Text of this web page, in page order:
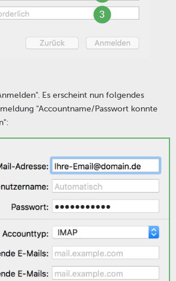
Es erscheint nun folgendes
"Accountname/Passwort konnte